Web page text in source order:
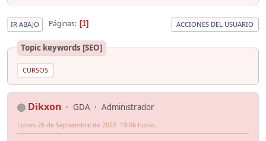
IR ABAJO Páginas 1 ACCIONES DEL USUARIO
Topic keywords [SEO]
CURSOS
Dikxon GDA Administrador
Lunes 26 de Septiembre de 2022. 19:06 horas.